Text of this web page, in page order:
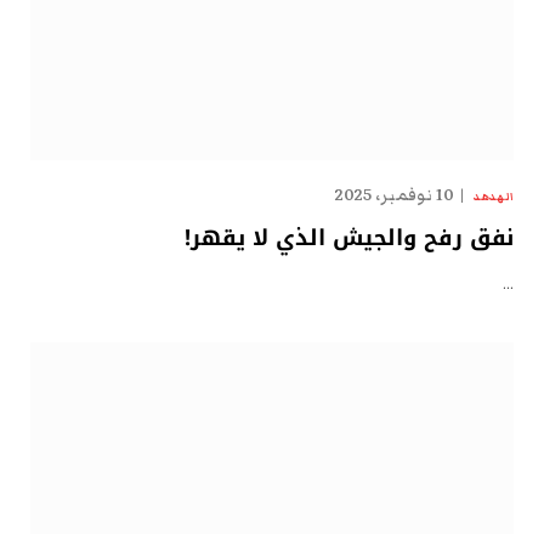
الهدهد 10 نوفمبر، 2025
نفق رفح والجيش الذي لا يقهر!
…